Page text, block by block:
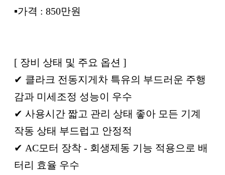
▪︎가격 : 850만원
[ 장비 상태 및 주요 옵션 ]
✔ 클라크 전동지게차 특유의 부드러운 주행
감과 미세조정 성능이 우수
✔ 사용시간 짧고 관리 상태 좋아 모든 기계
작동 상태 부드럽고 안정적
✔ AC모터 장착 - 회생제동 기능 적용으로 배
터리 효율 우수